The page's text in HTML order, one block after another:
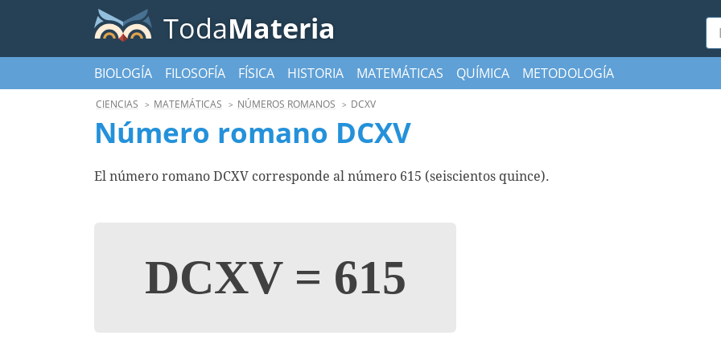
TodaMateria
BIOLOGÍA FILOSOFÍA FÍSICA HISTORIA MATEMÁTICAS QUÍMICA METODOLOGÍA
CIENCIAS MATEMÁTICAS NÚMEROS ROMANOS DCXV
Número romano DCXV
El número romano DCXV corresponde al número 615 (seiscientos quince).
DCXV = 615